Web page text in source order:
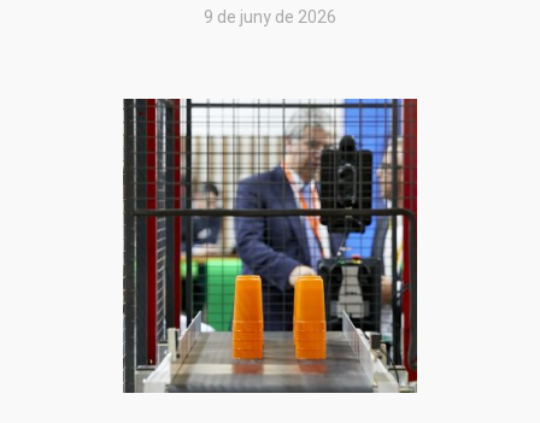
9 de juny de 2026